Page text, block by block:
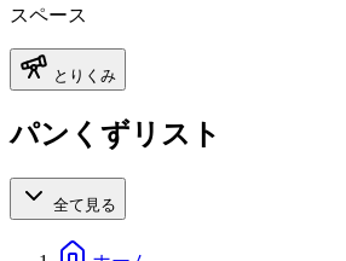
スペース
とりくみ
パンくずリスト
全て見る